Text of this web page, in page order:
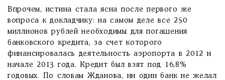
Впрочем, истина стала ясна после первого же
вопроса к докладчику: на самом деле все 250
миллионов рублей необходимы для погашения
банковского кредита, за счет которого
финансировалась деятельность аэропорта в 2012 и
начале 2013 года. Кредит был взят под 16,8%
годовых. По словам Жданова, ни один банк не желал